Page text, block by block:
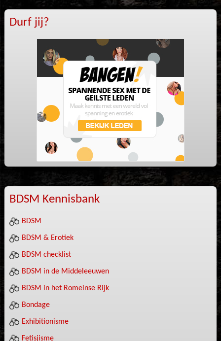
Durf jij?
BDSM Kennisbank
BDSM
BDSM & Erotiek
BDSM checklist
BDSM in de Middeleeuwen
BDSM in het Romeinse Rijk
Bondage
Exhibitionisme
Fetisjisme